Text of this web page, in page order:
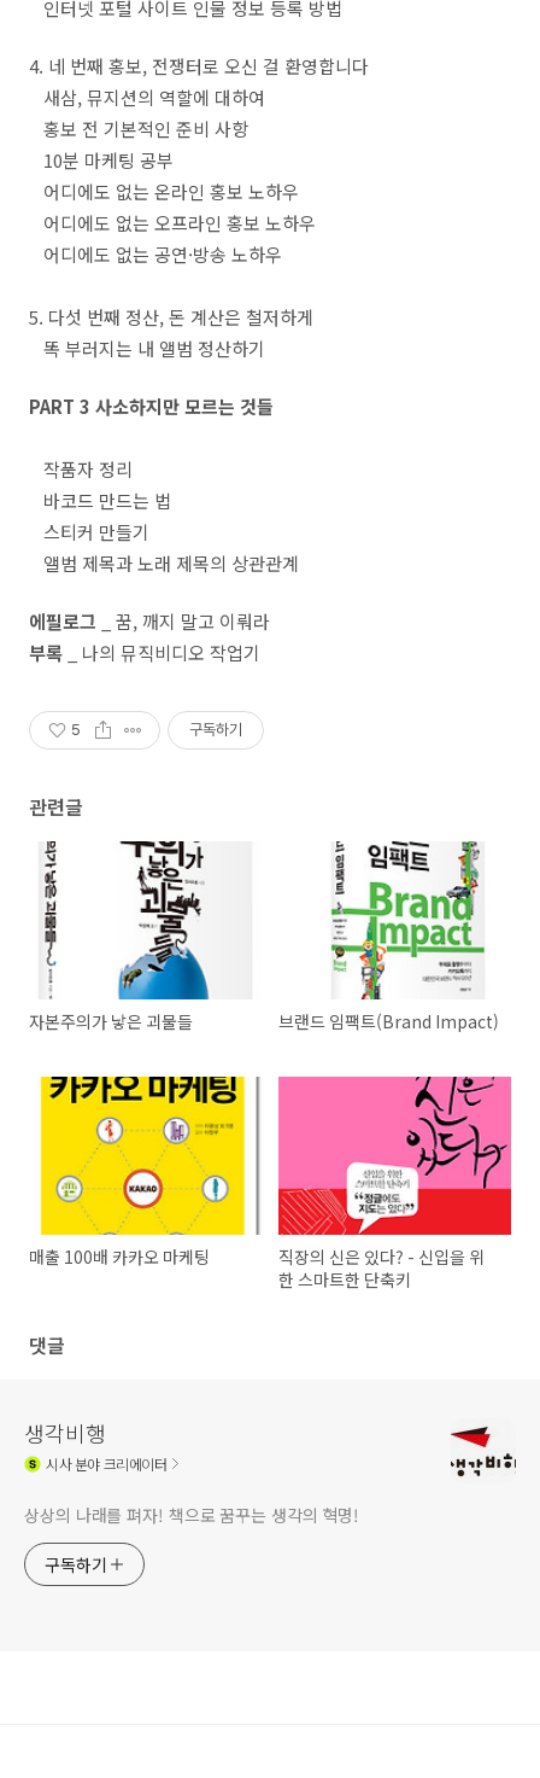
인터넷 포털 사이트 인물 정보 등록 방법
4. 네 번째 홍보, 전쟁터로 오신 걸 환영합니다
새삼, 뮤지션의 역할에 대하여
홍보 전 기본적인 준비 사항
10분 마케팅 공부
어디에도 없는 온라인 홍보 노하우
어디에도 없는 오프라인 홍보 노하우
어디에도 없는 공연·방송 노하우
5. 다섯 번째 정산, 돈 계산은 철저하게
똑 부러지는 내 앨범 정산하기
PART 3 사소하지만 모르는 것들
작품자 정리
바코드 만드는 법
스티커 만들기
앨범 제목과 노래 제목의 상관관계
에필로그 _ 꿈, 깨지 말고 이뤄라
부록 _ 나의 뮤직비디오 작업기
5 구독하기
관련글
자본주의가 낳은 괴물들 브랜드 임팩트(Brand Impact)
매출 100배 카카오 마케팅
직장의 신은 있다? - 신입을 위
한 스마트한 단축키
댓글
생각비행
시사분야 크리에이터
상상의 나래를 펴자! 책으로 꿈꾸는 생각의 혁명!
구독하기